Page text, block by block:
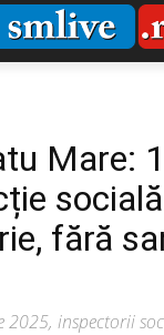
Mare:
fără
2025, inspectorii